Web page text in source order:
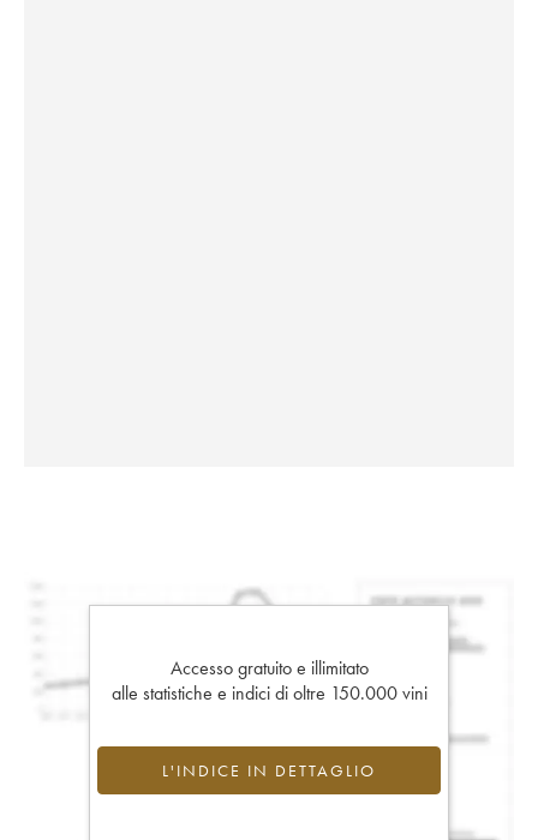
Accesso gratuito e illimitato
alle statistiche e indici di oltre 150.000 vini
L'INDICE IN DETTAGLIO